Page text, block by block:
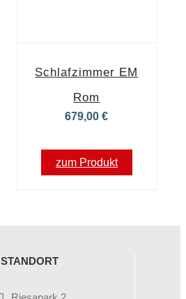
Schlafzimmer EM
Rom
679,00€
zum Produkt
STANDORT